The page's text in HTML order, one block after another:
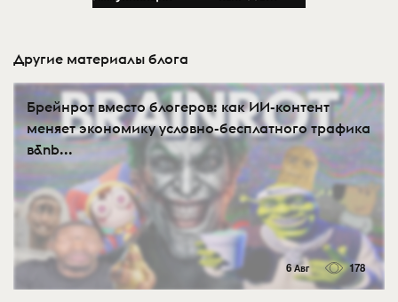
Другие материалы блога
Брейнрот вместо блогеров: как ИИ-контент
меняет экономику условно-бесплатного трафика
в&nb...
6 Авг 178